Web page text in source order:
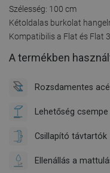
Szélesség: 100 cm
Kétoldalas burkolat
Kompatibilis a Flat és Flat
A termékben
Rozsdamentes acél
Lehetőség
Csillapító távtartók
Ellenállás a